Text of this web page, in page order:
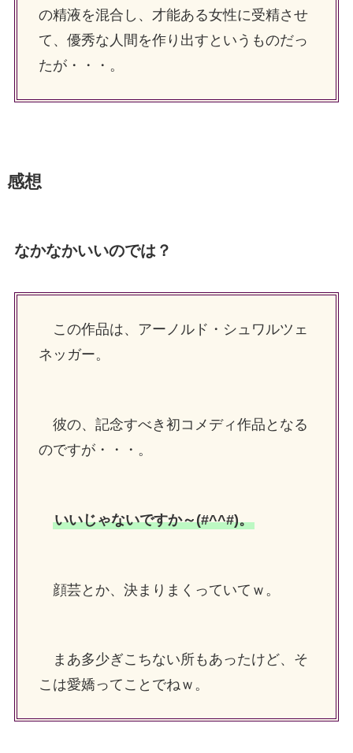
の精液を混合し、才能ある女性に受精させ
て、優秀な人間を作り出すというものだっ
たが・・・。
感想
なかなかいいのでは？
この作品は、アーノルド・シュワルツェ
ネッガー。
彼の、記念すべき初コメディ作品となる
のですが・・・。
いいじゃないですか～(#^^#)。
顔芸とか、決まりまくっていてｗ。
まあ多少ぎこちない所もあったけど、そ
こは愛嬌ってことでねｗ。